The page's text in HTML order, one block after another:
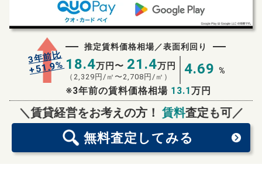
3年前比
+51.9%
推定賃料価格相場／表面利回り
18.4万円〜 21.4万円
（ 2,329 円/㎡〜2,708 円/㎡） 4.69 %
※3年前の賃料価格相場 13.1万円
＼賃貸経営をお考えの方！ 賃料査定も可／
無料査定 してみる
無料査定スタート！